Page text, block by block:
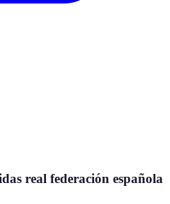
real federación española